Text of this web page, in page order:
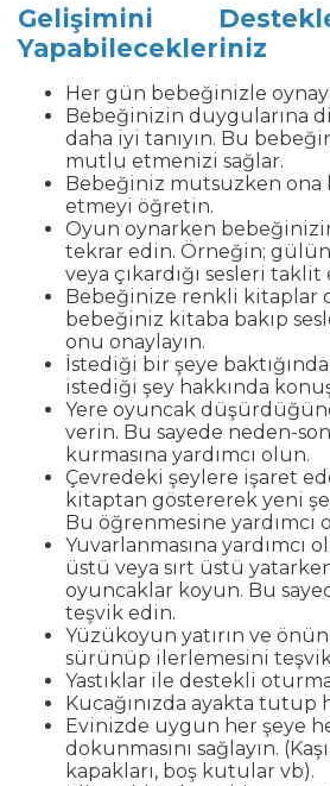
Gelişimini
Yapabilecekleriniz
Her gün bebeğinizle
Bebeğinizin duygularına
daha iyi tanıyın. Bu
mutlu etmenizi sağlar.
Bebeğiniz mutsuzken ona
etmeyi öğretin.
Oyun oynarken
tekrar edin. Örneğin;
veya çıkardığı sesleri taklit
Bebeğinize renkli kitaplar
bebeğiniz kitaba bakıp
onu onaylayın.
İstediği bir şeye
istediği şey hakkında
Yere oyuncak
verin. Bu sayede neden-
kurmasına yardımcı olun.
Çevredeki şeylere işaret
kitaptan göstererek yeni
Bu öğrenmesine yardımcı
Yuvarlanmasına yardımcı
üstü veya sırt üstü
oyuncaklar koyun. Bu
teşvik edin.
Yüzükoyun yatırın ve
sürünüp ilerlemesini
Yastıklar ile destekli
Kucağınızda ayakta tutup
Evinizde uygun her şeye
dokunmasını sağlayın.
kapakları, boş kutular vb).